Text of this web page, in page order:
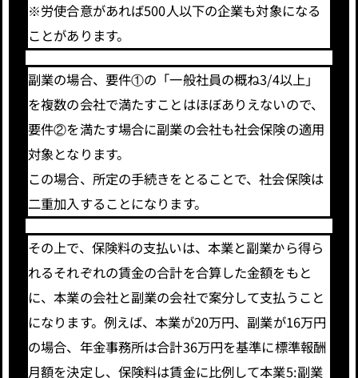
※労使合意があれば500人以下の企業も対象になる
ことがあります。
副業の場合、要件①の「一般社員の概ね3/4以上」
を複数の会社で満たすことはほぼありえないので、
要件②を満たす場合に副業の会社も社会保険の適用
対象となります。
この場合、所定の手続きをとることで、社会保険は
二重加入することになります。
その上で、保険料の支払いは、本業と副業から得ら
れるそれぞれの賃金の合計を合算した金額をもと
に、本業の会社と副業の会社で案分して支払うこと
になります。例えば、本業が20万円、副業が16万円
の場合、年金事務所は合計36万円を基準に標準報酬
月額を決定し、保険料は賃金に比例して本業5:副業